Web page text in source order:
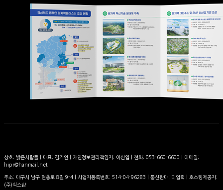
상호: 밝은사람들 | 대표: 김가연 | 개인정보관리책임자: 이신엽 | 전화: 053-660-6600 | 이메일:
hipr@hanmail.net
주소: 대구시 남구 현충로 8길 9-4 | 사업자등록번호: 514-04-96283 | 통신판매: 미입력 | 호스팅제공자:
(주)식스샵